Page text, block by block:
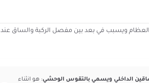
ويسبب في بعد بين مفصل الركبة والساق عند
الداخلي ويسمي بالتقوس الوحشي: هو انثناء